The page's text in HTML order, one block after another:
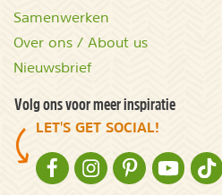
Samenwerken
Over ons / About us
Nieuwsbrief
Volg ons voor meer inspiratie
LET'S GET SOCIAL!
NATURESCANNER OP
NATURESCANNER OP